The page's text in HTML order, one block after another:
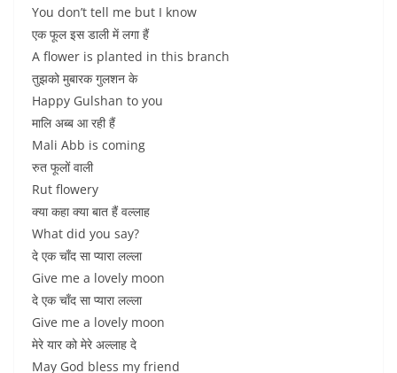
You don’t tell me but I know
एक फूल इस डाली में लगा हैं
A flower is planted in this branch
तुझको मुबारक गुलशन के
Happy Gulshan to you
मालि अब्ब आ रही हैं
Mali Abb is coming
रुत फूलों वाली
Rut flowery
क्या कहा क्या बात हैं वल्लाह
What did you say?
दे एक चाँद सा प्यारा लल्ला
Give me a lovely moon
दे एक चाँद सा प्यारा लल्ला
Give me a lovely moon
मेरे यार को मेरे अल्लाह दे
May God bless my friend